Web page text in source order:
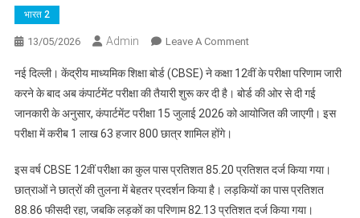
भारत 2
13/05/2026 Admin Leave A CommentOn
जुलाई
को
होगी
परीक्षा,
1.63
लाख
नई दिल्ली। केंद्रीय माध्यमिक शिक्षा बोर्ड (CBSE) ने कक्षा 12वीं के परीक्षा परिणाम जारी
करने के बाद अब कंपार्टमेंट परीक्षा की तैयारी शुरू कर दी है। बोर्ड की ओर से दी गई
जानकारी के अनुसार, कंपार्टमेंट परीक्षा 15 जुलाई 2026 को आयोजित की जाएगी। इस
परीक्षा में करीब 1 लाख 63 हजार 800 छात्र शामिल होंगे।
इस वर्ष CBSE 12वीं परीक्षा का कुल पास प्रतिशत 85.20 प्रतिशत दर्ज किया गया।
छात्राओं ने छात्रों की तुलना में बेहतर प्रदर्शन किया है। लड़कियों का पास प्रतिशत
88.86 फीसदी रहा, जबकि लड़कों का परिणाम 82.13 प्रतिशत दर्ज किया गया।